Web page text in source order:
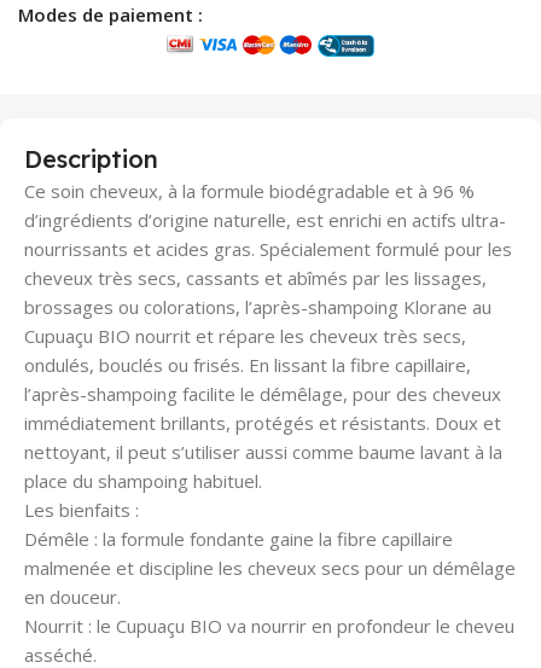
Modes de paiement :
Description
Ce soin cheveux, à la formule biodégradable et à 96 %
d’ingrédients d’origine naturelle, est enrichi en actifs ultra-
nourrissants et acides gras. Spécialement formulé pour les
cheveux très secs, cassants et abîmés par les lissages,
brossages ou colorations, l’après-shampoing Klorane au
Cupuaçu BIO nourrit et répare les cheveux très secs,
ondulés, bouclés ou frisés. En lissant la fibre capillaire,
l’après-shampoing facilite le démêlage, pour des cheveux
immédiatement brillants, protégés et résistants. Doux et
nettoyant, il peut s’utiliser aussi comme baume lavant à la
place du shampoing habituel.
Les bienfaits :
Démêle : la formule fondante gaine la fibre capillaire
malmenée et discipline les cheveux secs pour un démêlage
en douceur.
Nourrit : le Cupuaçu BIO va nourrir en profondeur le cheveu
asséché.